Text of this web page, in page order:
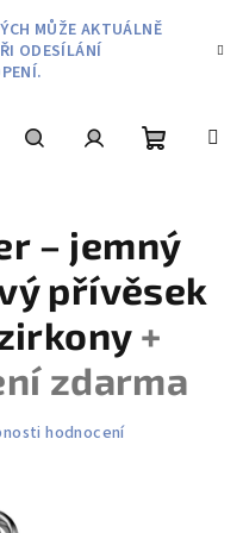
MŮŽE AKTUÁLNĚ
ODESÍLÁNÍ
košík
– jemný
přívěsek
+
zdarma
hodnocení